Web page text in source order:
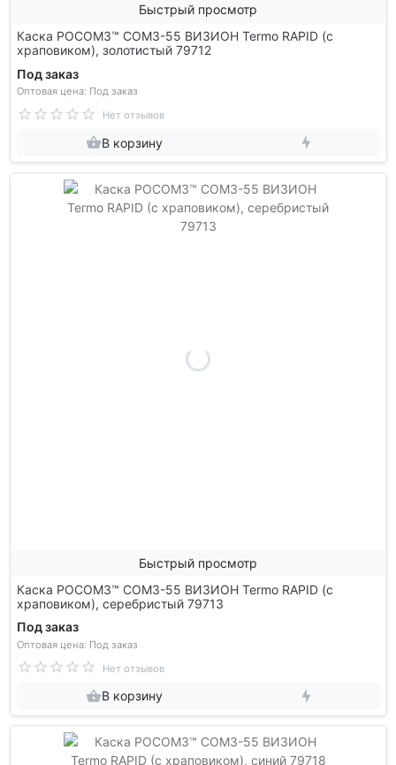
Быстрый просмотр
Каска РОСОМЗ™ СОМЗ-55 ВИЗИОН Termo RAPID (с
храповиком), золотистый 79712
Под заказ
Оптовая цена: Под заказ
Нет отзывов
В корзину
Быстрый просмотр
Каска РОСОМЗ™ СОМЗ-55 ВИЗИОН Termo RAPID (с
храповиком), серебристый 79713
Под заказ
Оптовая цена: Под заказ
Нет отзывов
В корзину